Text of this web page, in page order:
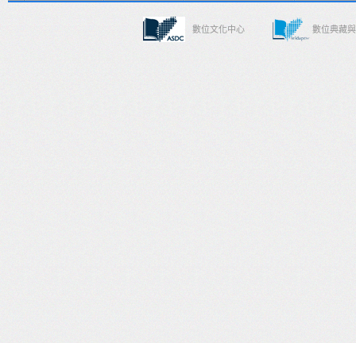
數位文化中心 數位典藏